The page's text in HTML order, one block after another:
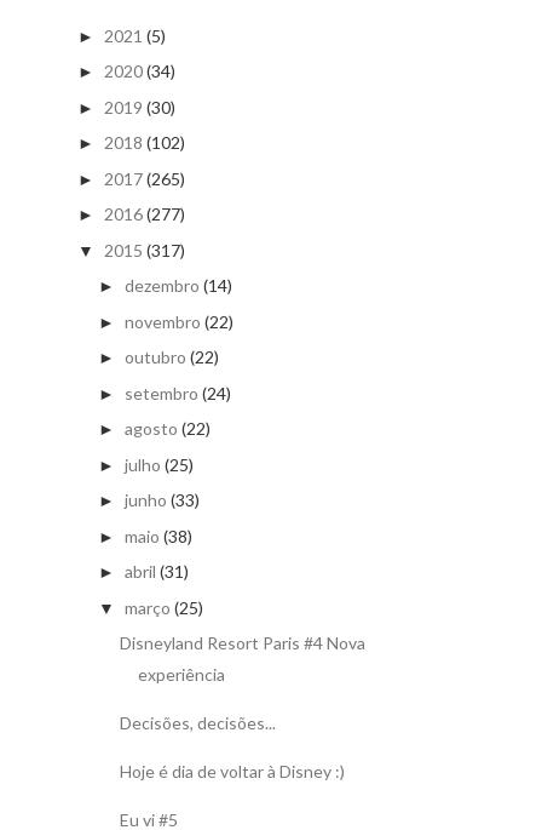
► 2021 (5)
► 2020(34)
► 2019 (30)
► 2018 (102)
► 2017(265)
► 2016(277)
▼ 2015 (317)
► dezembro (14)
► novembro (22)
► outubro (22)
► setembro (24)
► agosto (22)
► julho (25)
► junho (33)
► maio (38)
► abril (31)
▼ março (25)
Disneyland Resort Paris #4 Nova
experiência
Decisões, decisões...
Hoje é dia de voltar à Disney :)
Eu vi #5